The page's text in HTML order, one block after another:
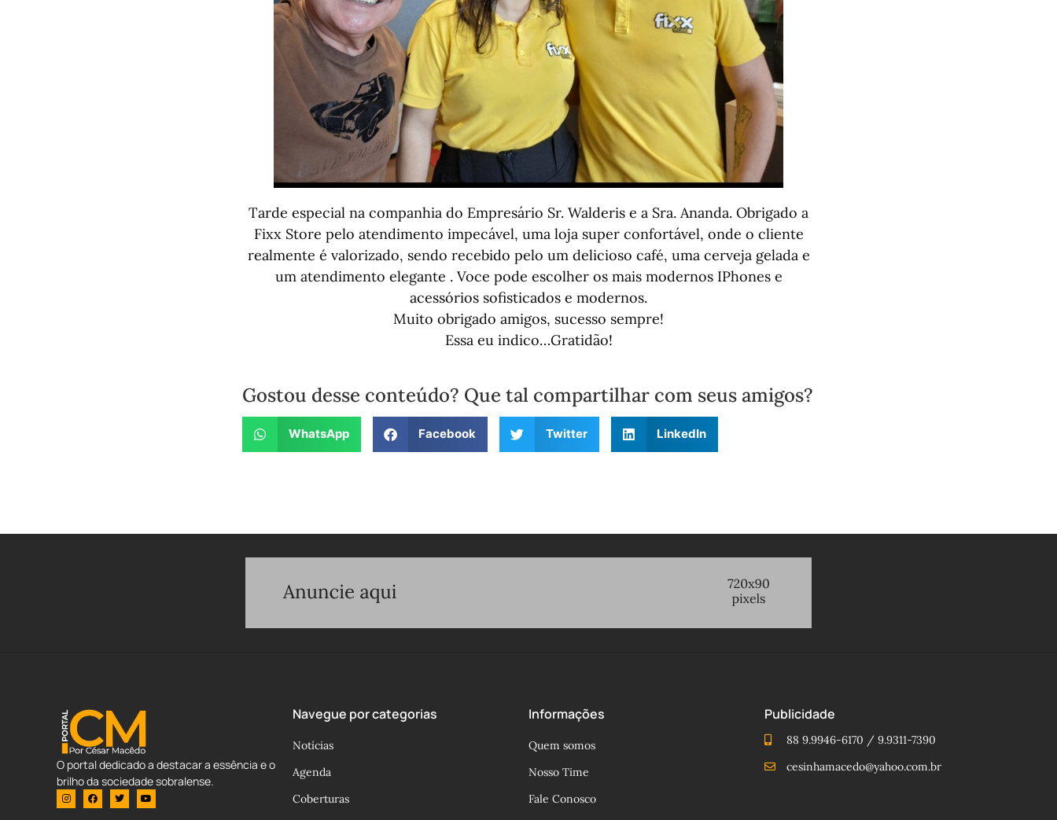
Tarde especial na companhia do Empresário Sr. Walderis e a Sra. Ananda. Obrigado a
Fixx Store pelo atendimento impecável, uma loja super confortável, onde o cliente
realmente é valorizado, sendo recebido pelo um delicioso café, uma cerveja gelada e
um atendimento elegante . Voce pode escolher os mais modernos IPhones e
acessórios sofisticados e modernos.
Muito obrigado amigos, sucesso sempre!
Essa eu indico…Gratidão!
Gostou desse conteúdo? Que tal compartilhar com seus amigos?
WhatsApp Facebook Twitter LinkedIn
O portal dedicado a destacar a essência e o
brilho da sociedade sobralense.
Navegue por categorias
Notícias
Agenda
Coberturas
Informações
Quem somos
Nosso Time
Fale Conosco
Publicidade
88 9.9946-6170 / 9.9311-7390
cesinhamacedo@yahoo.com.br